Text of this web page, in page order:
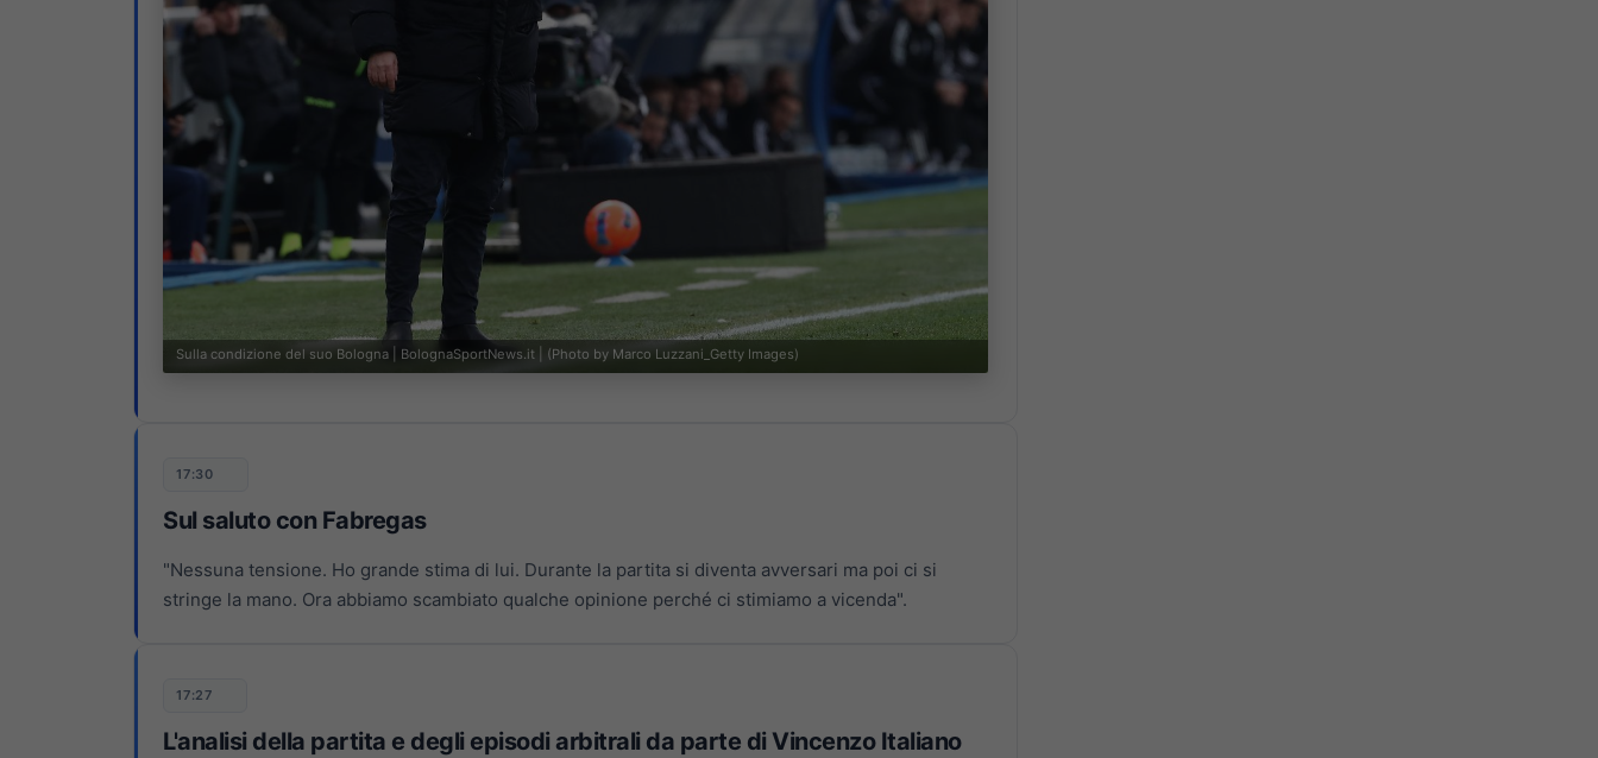
Sulla condizione del suo Bologna | BolognaSportNews.it | (Photo by Marco Luzzani_Getty Images)
17:30
Sul saluto con Fabregas
"Nessuna tensione. Ho grande stima di lui. Durante la partita si diventa avversari ma poi ci si
stringe la mano. Ora abbiamo scambiato qualche opinione perché ci stimiamo a vicenda".
17:27
L'analisi della partita e degli episodi arbitrali da parte di Vincenzo Italiano